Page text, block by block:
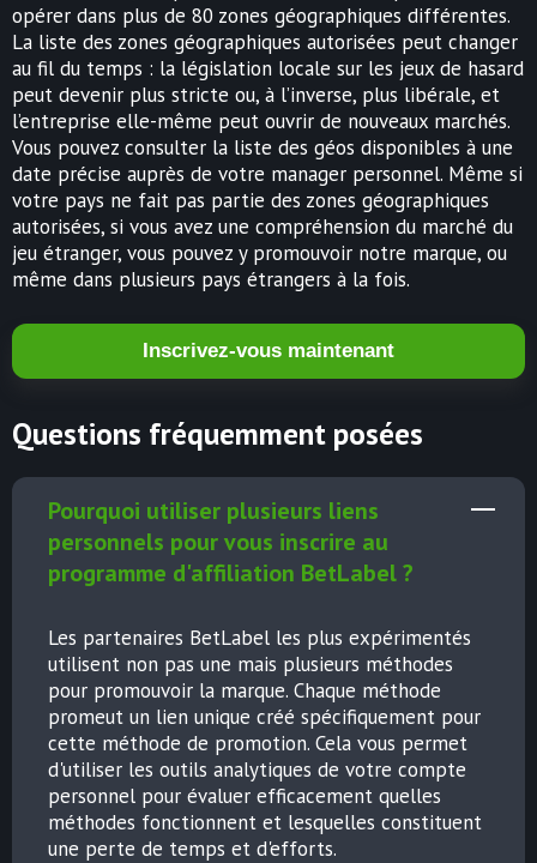
opérer dans plus de 80 zones géographiques différentes.
La liste des zones géographiques autorisées peut changer
au fil du temps : la législation locale sur les jeux de hasard
peut devenir plus stricte ou, à l’inverse, plus libérale, et
l’entreprise elle-même peut ouvrir de nouveaux marchés.
Vous pouvez consulter la liste des géos disponibles à une
date précise auprès de votre manager personnel. Même si
votre pays ne fait pas partie des zones géographiques
autorisées, si vous avez une compréhension du marché du
jeu étranger, vous pouvez y promouvoir notre marque, ou
même dans plusieurs pays étrangers à la fois.
Inscrivez-vous maintenant
Questions fréquemment posées
Pourquoi utiliser plusieurs liens
personnels pour vous inscrire au
programme d'affiliation BetLabel ?
Les partenaires BetLabel les plus expérimentés
utilisent non pas une mais plusieurs méthodes
pour promouvoir la marque. Chaque méthode
promeut un lien unique créé spécifiquement pour
cette méthode de promotion. Cela vous permet
d'utiliser les outils analytiques de votre compte
personnel pour évaluer efficacement quelles
méthodes fonctionnent et lesquelles constituent
une perte de temps et d'efforts.